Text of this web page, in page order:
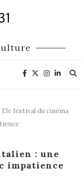
13e festival du cinéma
: une
impatience